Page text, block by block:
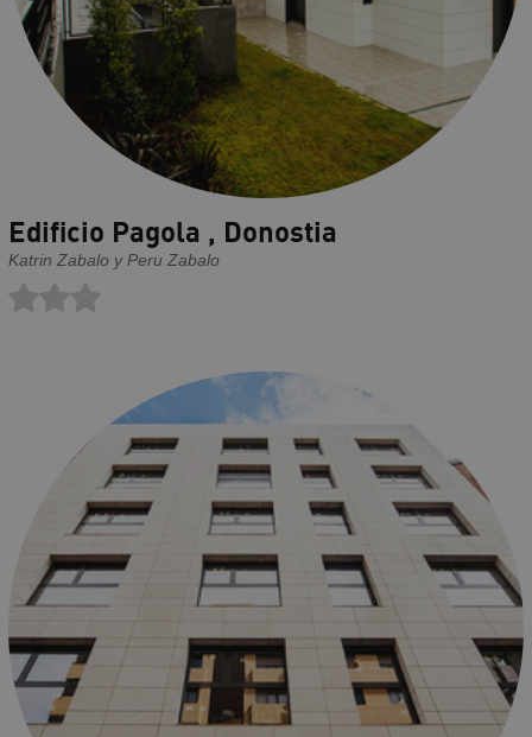
Edificio Pagola , Donostia
Katrin Zabalo y Peru Zabalo